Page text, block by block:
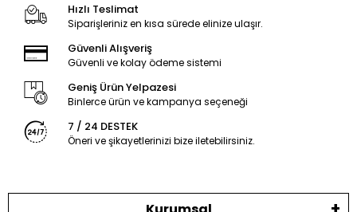
Hızlı Teslimat
Siparişleriniz en kısa sürede elinize ulaşır.
Güvenli Alışveriş
Güvenli ve kolay ödeme sistemi
Geniş Ürün Yelpazesi
Binlerce ürün ve kampanya seçeneği
7 / 24 DESTEK
Öneri ve şikayetlerinizi bize iletebilirsiniz.